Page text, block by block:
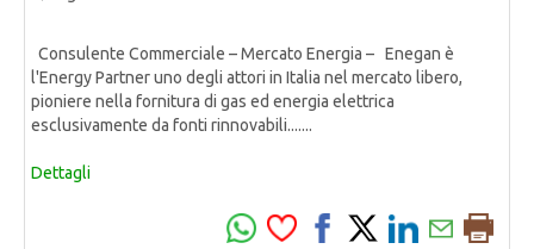
Consulente Commerciale – Mercato Energia – Enegan è
l'Energy Partner uno degli attori in Italia nel mercato libero,
pioniere nella fornitura di gas ed energia elettrica
esclusivamente da fonti rinnovabili.......
Dettagli